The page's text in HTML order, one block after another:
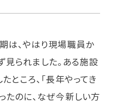
は、やはり現場職員か
られました。ある施設
ところ、「長年やってき
たのに、なぜ今新しい方